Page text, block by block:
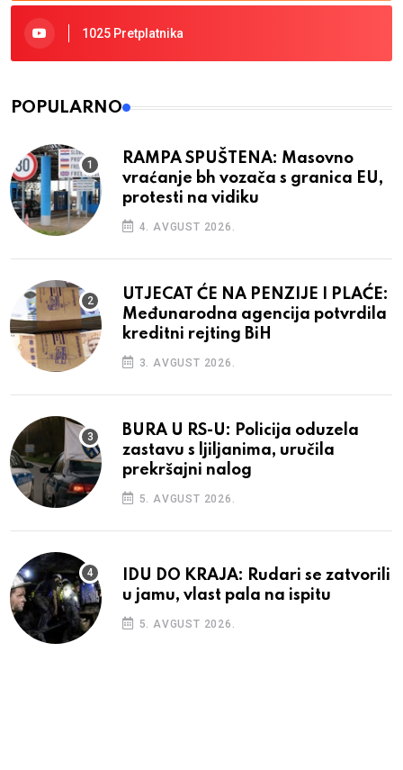
1025 Pretplatnika
POPULARNO
RAMPA SPUŠTENA: Masovno
vraćanje bh vozača s granica EU,
protesti na vidiku
4. AVGUST 2026.
UTJECAT ĆE NA PENZIJE I PLAĆE:
Međunarodna agencija potvrdila
kreditni rejting BiH
3. AVGUST 2026.
BURA U RS-U: Policija oduzela
zastavu s ljiljanima, uručila
prekršajni nalog
5. AVGUST 2026.
IDU DO KRAJA: Rudari se zatvorili
u jamu, vlast pala na ispitu
5. AVGUST 2026.